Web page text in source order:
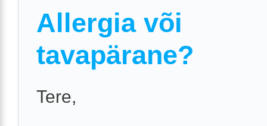
Allergia või
tavapärane?
Tere,